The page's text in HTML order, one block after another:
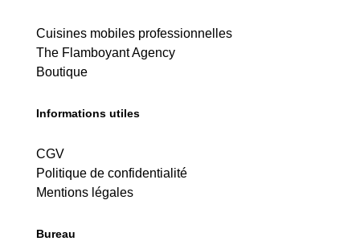
Cuisines mobiles professionnelles
The Flamboyant Agency
Boutique
Informations utiles
CGV
Politique de confidentialité
Mentions légales
Bureau